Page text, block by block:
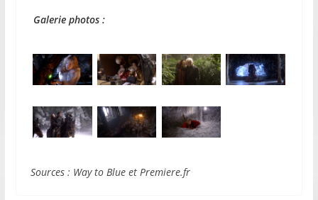
Galerie photos :
Sources : Way to Blue et Premiere.fr